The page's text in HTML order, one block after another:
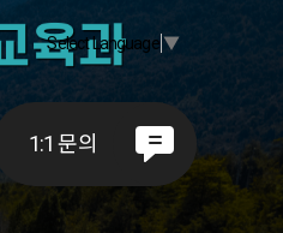
Select Language▼
1:1 문의